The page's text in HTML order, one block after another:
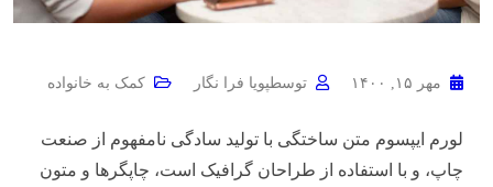
مهر ۱۵, ۱۴۰۰ توسطپویا فرا نگار کمک به خانواده
لورم ایپسوم متن ساختگی با تولید سادگی نامفهوم از صنعت
چاپ، و با استفاده از طراحان گرافیک است، چاپگرها و متون